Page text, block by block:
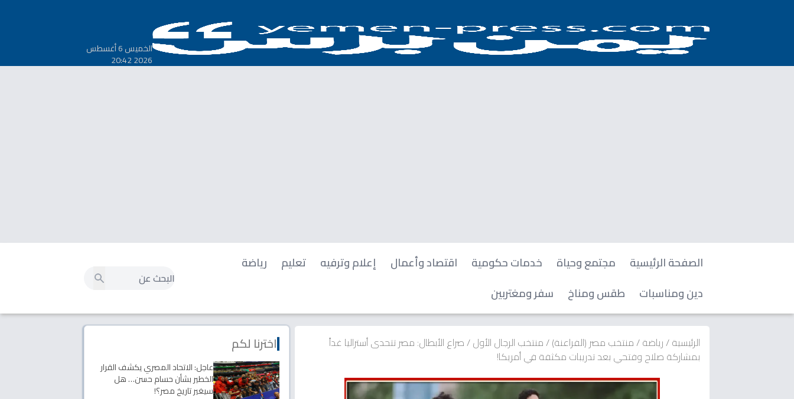
الخميس 6 أغسطس
2026 20:42
الصفحة الرئيسية مجتمع وحياة خدمات حكومية اقتصاد وأعمال إعلام وترفيه تعليم
رياضة
دين ومناسبات
طقس ومناخ سفر ومغتربين
الرئيسية/رياضة/منتخب مصر (الفراعنة)/منتخب الرجال الأول/صراع الأبطال: مصر تتحدى أستراليا غداً
بمشاركة صلاح وفتحي بعد تدريبات مكثفة في أمريكا!
اخترنا لكم
عاجل: الاتحاد المصري يكشف القرار
الخطير بشأن حسام حسن… هل
سيغير تاريخ مصر؟!